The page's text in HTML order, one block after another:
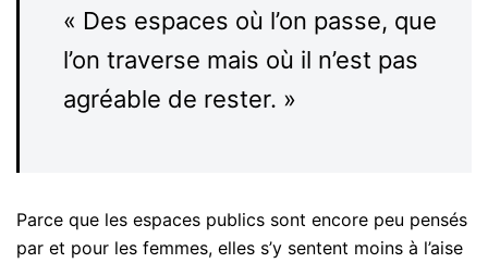
« Des espaces où l’on passe, que
l’on traverse mais où il n’est pas
agréable de rester. »
Parce que les espaces publics sont encore peu pensés
par et pour les femmes, elles s’y sentent moins à l’aise